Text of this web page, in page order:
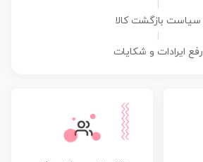
سیاست بازگشت کالا
رفع ایرادات و شکایات